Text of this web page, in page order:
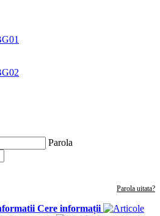
Parola
Parola uitata?
Cere informații